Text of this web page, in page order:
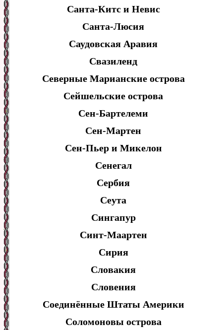
Санта-Китс и Невис
Санта-Люсия
Саудовская Аравия
Свазиленд
Северные Марианские острова
Сейшельские острова
Сен-Бартелеми
Сен-Мартен
Сен-Пьер и Микелон
Сенегал
Сербия
Сеута
Сингапур
Синт-Маартен
Сирия
Словакия
Словения
Соединённые Штаты Америки
Соломоновы острова